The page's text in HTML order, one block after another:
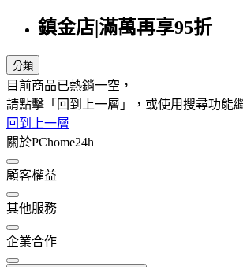
鎮金店|滿萬再享95折
分類
目前商品已熱銷一空，
請點擊「回到上一層」，或使用搜尋功能
回到上一層
關於PChome24h
顧客權益
其他服務
企業合作